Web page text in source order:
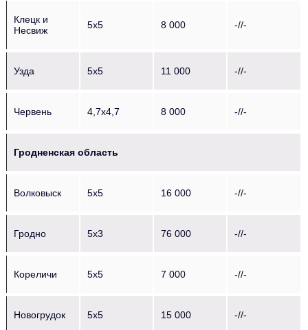
Клецк и
Несвиж
5х5 8 000 -//-
Узда 5х5 11 000 -//-
Червень 4,7х4,7 8 000 -//-
Гродненская область
Волковыск 5х5 16 000 -//-
Гродно 5х3 76 000 -//-
Кореличи 5х5 7 000 -//-
Новогрудок 5х5 15 000 -//-